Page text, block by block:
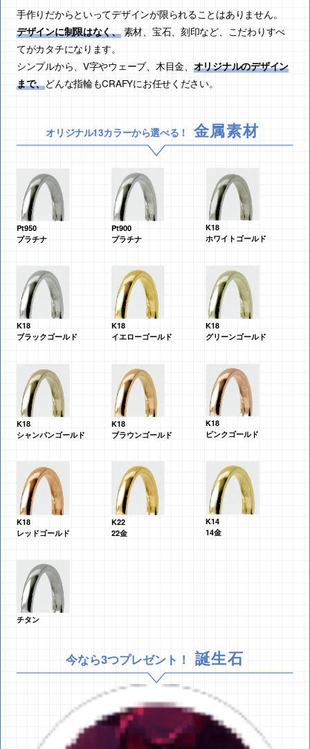
手作りだからといってデザインが限られることはありません。
デザインに制限はなく、素材、宝石、刻印など、こだわりすべ
てがカタチになります。
シンプルから、V字やウェーブ、木目金、 オリジナルのデザイン
まで、どんな指輪もCRAFYにお任せください。
オリジナル13カラーから選べる！ 金属素材
Pt950
プラチナ
Pt900
プラチナ
K18
ホワイトゴールド
K18
ブラックゴールド
K18
イエローゴールド
K18
グリーンゴールド
K18
シャンパンゴールド
K18
ブラウンゴールド
K18
ピンクゴールド
K18
レッドゴールド
K22
22金
K14
14金
チタン
今なら3つプレゼント！ 誕生石